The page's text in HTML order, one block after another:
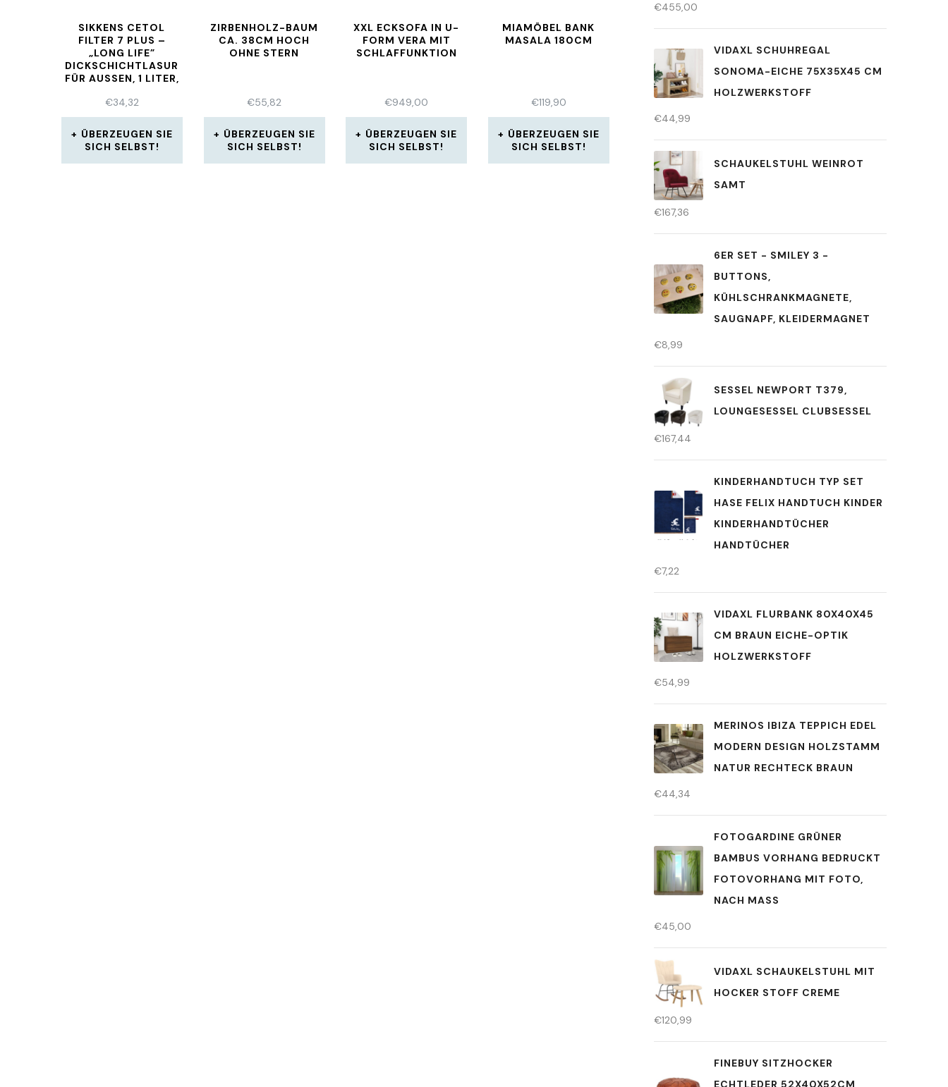
SIKKENS CETOL
FILTER 7 PLUS –
„LONG LIFE”
DICKSCHICHTLASUR
FÜR AUSSEN, 1 LITER, T
€34,32
ÜBERZEUGEN SIE
SICH SELBST!
ZIRBENHOLZ-BAUM
CA. 38CM HOCH
OHNE STERN
€55,82
ÜBERZEUGEN SIE
SICH SELBST!
XXL ECKSOFA IN U-
FORM VERA MIT
SCHLAFFUNKTION
€949,00
ÜBERZEUGEN SIE
SICH SELBST!
MIAMÖBEL BANK
MASALA 180CM
€119,90
ÜBERZEUGEN SIE
SICH SELBST!
€455,00
VIDAXL SCHUHREGAL
SONOMA-EICHE 75X35X45 CM
HOLZWERKSTOFF
€44,99
SCHAUKELSTUHL WEINROT
SAMT
€167,36
6ER SET - SMILEY 3 -
BUTTONS,
KÜHLSCHRANKMAGNETE,
SAUGNAPF, KLEIDERMAGNET
€8,99
SESSEL NEWPORT T379,
LOUNGESESSEL CLUBSESSEL
€167,44
KINDERHANDTUCH TYP SET
HASE FELIX HANDTUCH KINDER
KINDERHANDTÜCHER
HANDTÜCHER
€7,22
VIDAXL FLURBANK 80X40X45
CM BRAUN EICHE-OPTIK
HOLZWERKSTOFF
€54,99
MERINOS IBIZA TEPPICH EDEL
MODERN DESIGN HOLZSTAMM
NATUR RECHTECK BRAUN
€44,34
FOTOGARDINE GRÜNER
BAMBUS VORHANG BEDRUCKT
FOTOVORHANG MIT FOTO,
NACH MASS
€45,00
VIDAXL SCHAUKELSTUHL MIT
HOCKER STOFF CREME
€120,99
FINEBUY SITZHOCKER
ECHTLEDER 52X40X52CM